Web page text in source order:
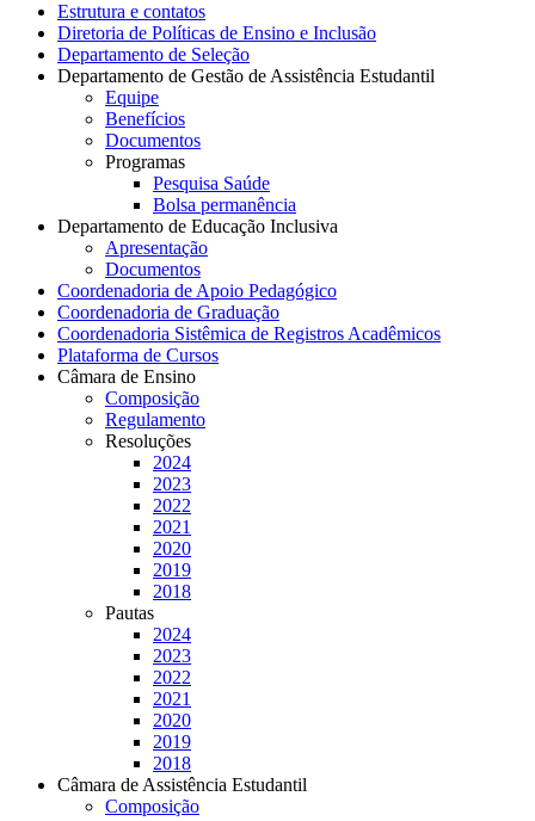
Estrutura e contatos
Diretoria de Políticas de Ensino e Inclusão
Departamento de Seleção
Departamento de Gestão de Assistência Estudantil
Equipe
Benefícios
Documentos
Programas
Pesquisa Saúde
Bolsa permanência
Departamento de Educação Inclusiva
Apresentação
Documentos
Coordenadoria de Apoio Pedagógico
Coordenadoria de Graduação
Coordenadoria Sistêmica de Registros Acadêmicos
Plataforma de Cursos
Câmara de Ensino
Composição
Regulamento
Resoluções
2024
2023
2022
2021
2020
2019
2018
Pautas
2024
2023
2022
2021
2020
2019
2018
Câmara de Assistência Estudantil
Composição